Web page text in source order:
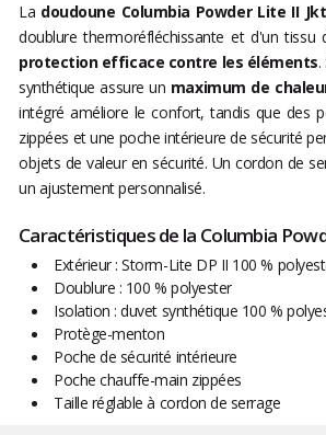
La doudoune Columbia Powder Lite II
doublure thermoréfléchissante et d'un tissu
protection efficace contre les éléments
synthétique assure un maximum de
intégré améliore le confort, tandis que des
zippées et une poche intérieure de sécurité
objets de valeur en sécurité. Un cordon de
un ajustement personnalisé.
Caractéristiques de la Columbia
Extérieur : Storm-Lite DP II 100 %
Doublure : 100 % polyester
Isolation : duvet synthétique 100 %
Protège-menton
Poche de sécurité intérieure
Poche chauffe-main zippées
Taille réglable à cordon de serrage